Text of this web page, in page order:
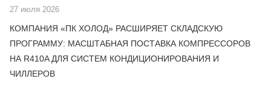
27 июля 2026
КОМПАНИЯ «ПК ХОЛОД» РАСШИРЯЕТ СКЛАДСКУЮ
ПРОГРАММУ: МАСШТАБНАЯ ПОСТАВКА КОМПРЕССОРОВ
НА R410A ДЛЯ СИСТЕМ КОНДИЦИОНИРОВАНИЯ И
ЧИЛЛЕРОВ